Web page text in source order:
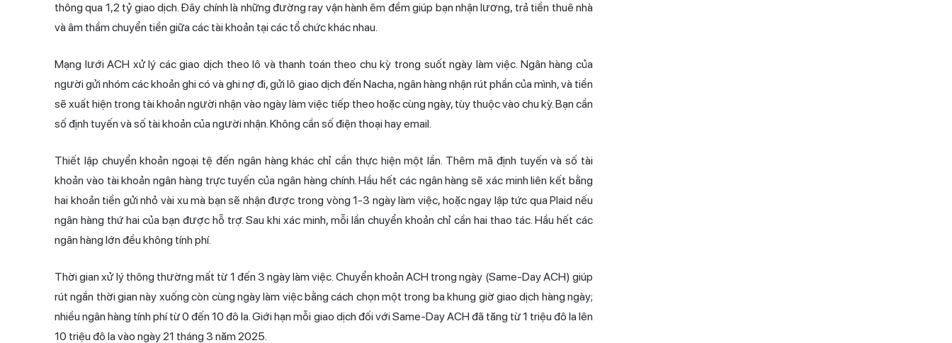
thông qua 1,2 tỷ giao dịch. Đây chính là những đường ray vận hành êm đềm giúp bạn nhận lương, trả tiền thuê nhà
và âm thầm chuyển tiền giữa các tài khoản tại các tổ chức khác nhau.
Mạng lưới ACH xử lý các giao dịch theo lô và thanh toán theo chu kỳ trong suốt ngày làm việc. Ngân hàng của
người gửi nhóm các khoản ghi có và ghi nợ đi, gửi lô giao dịch đến Nacha, ngân hàng nhận rút phần của mình, và tiền
sẽ xuất hiện trong tài khoản người nhận vào ngày làm việc tiếp theo hoặc cùng ngày, tùy thuộc vào chu kỳ. Bạn cần
số định tuyến và số tài khoản của người nhận. Không cần số điện thoại hay email.
Thiết lập chuyển khoản ngoại tệ đến ngân hàng khác chỉ cần thực hiện một lần. Thêm mã định tuyến và số tài
khoản vào tài khoản ngân hàng trực tuyến của ngân hàng chính. Hầu hết các ngân hàng sẽ xác minh liên kết bằng
hai khoản tiền gửi nhỏ vài xu mà bạn sẽ nhận được trong vòng 1-3 ngày làm việc, hoặc ngay lập tức qua Plaid nếu
ngân hàng thứ hai của bạn được hỗ trợ. Sau khi xác minh, mỗi lần chuyển khoản chỉ cần hai thao tác. Hầu hết các
ngân hàng lớn đều không tính phí.
Thời gian xử lý thông thường mất từ 1 đến 3 ngày làm việc. Chuyển khoản ACH trong ngày (Same-Day ACH) giúp
rút ngắn thời gian này xuống còn cùng ngày làm việc bằng cách chọn một trong ba khung giờ giao dịch hàng ngày;
nhiều ngân hàng tính phí từ 0 đến 10 đô la. Giới hạn mỗi giao dịch đối với Same-Day ACH đã tăng từ 1 triệu đô la lên
10 triệu đô la vào ngày 21 tháng 3 năm 2025.